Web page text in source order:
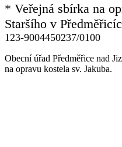
* Veřejná sbírka na
Staršího v
123-9004450237/0100
Obecní úřad Předměřice nad
na opravu kostela sv. Jakuba.